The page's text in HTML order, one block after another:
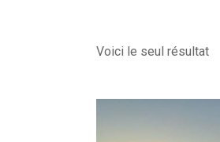
Voici le seul résultat